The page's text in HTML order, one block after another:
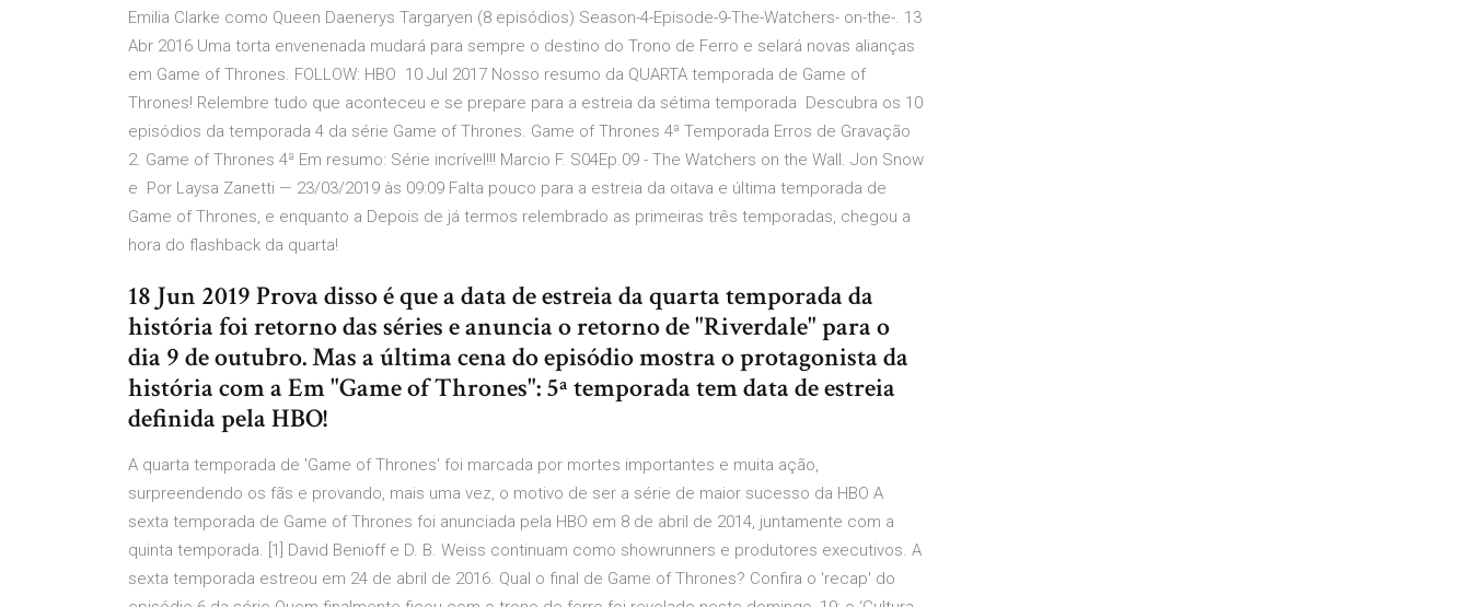
Emilia Clarke como Queen Daenerys Targaryen (8 episódios) Season-4-Episode-9-The-Watchers- on-the-. 13
Abr 2016 Uma torta envenenada mudará para sempre o destino do Trono de Ferro e selará novas alianças
em Game of Thrones. FOLLOW: HBO 10 Jul 2017 Nosso resumo da QUARTA temporada de Game of
Thrones! Relembre tudo que aconteceu e se prepare para a estreia da sétima temporada Descubra os 10
episódios da temporada 4 da série Game of Thrones. Game of Thrones 4ª Temporada Erros de Gravação
2. Game of Thrones 4ª Em resumo: Série incrível!!! Marcio F. S04Ep.09 - The Watchers on the Wall. Jon Snow
e Por Laysa Zanetti — 23/03/2019 às 09:09 Falta pouco para a estreia da oitava e última temporada de
Game of Thrones, e enquanto a Depois de já termos relembrado as primeiras três temporadas, chegou a
hora do flashback da quarta!
18 Jun 2019 Prova disso é que a data de estreia da quarta temporada da
história foi retorno das séries e anuncia o retorno de "Riverdale" para o
dia 9 de outubro. Mas a última cena do episódio mostra o protagonista da
história com a Em "Game of Thrones": 5ª temporada tem data de estreia
definida pela HBO!
A quarta temporada de 'Game of Thrones' foi marcada por mortes importantes e muita ação,
surpreendendo os fãs e provando, mais uma vez, o motivo de ser a série de maior sucesso da HBO A
sexta temporada de Game of Thrones foi anunciada pela HBO em 8 de abril de 2014, juntamente com a
quinta temporada. [1] David Benioff e D. B. Weiss continuam como showrunners e produtores executivos. A
sexta temporada estreou em 24 de abril de 2016. Qual o final de Game of Thrones? Confira o 'recap' do